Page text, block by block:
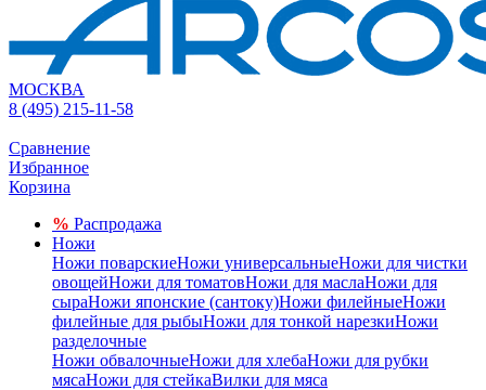
МОСКВА
8 (495) 215-11-58
Сравнение
Избранное
Корзина
% Распродажа
Ножи
Ножи поварскиеНожи универсальныеНожи для чистки
овощейНожи для томатовНожи для маслаНожи для
сыраНожи японские (сантоку)Ножи филейныеНожи
филейные для рыбыНожи для тонкой нарезкиНожи
разделочные
Ножи обвалочныеНожи для хлебаНожи для рубки
мясаНожи для стейкаВилки для мяса